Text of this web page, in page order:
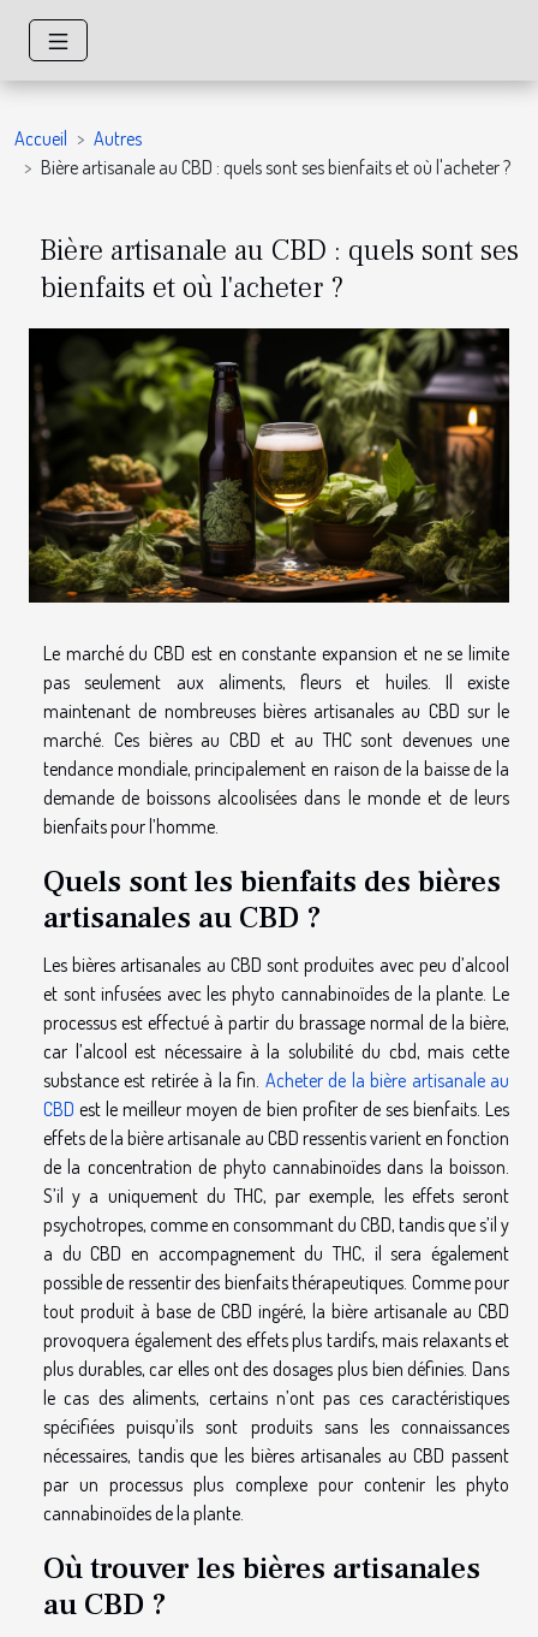
Accueil
Autres
Bière artisanale au CBD : quels sont ses bienfaits et où l'acheter ?
Bière artisanale au CBD : quels sont ses
bienfaits et où l'acheter ?
Le marché du CBD est en constante expansion et ne se limite
pas seulement aux aliments, fleurs et huiles. Il existe
maintenant de nombreuses bières artisanales au CBD sur le
marché. Ces bières au CBD et au THC sont devenues une
tendance mondiale, principalement en raison de la baisse de la
demande de boissons alcoolisées dans le monde et de leurs
bienfaits pour l’homme.
Quels sont les bienfaits des bières
artisanales au CBD ?
Les bières artisanales au CBD sont produites avec peu d’alcool
et sont infusées avec les phyto cannabinoïdes de la plante. Le
processus est effectué à partir du brassage normal de la bière,
car l’alcool est nécessaire à la solubilité du cbd, mais cette
substance est retirée à la fin. Acheter de la bière artisanale au
CBD est le meilleur moyen de bien profiter de ses bienfaits. Les
effets de la bière artisanale au CBD ressentis varient en fonction
de la concentration de phyto cannabinoïdes dans la boisson.
S’il y a uniquement du THC, par exemple, les effets seront
psychotropes, comme en consommant du CBD, tandis que s’il y
a du CBD en accompagnement du THC, il sera également
possible de ressentir des bienfaits thérapeutiques. Comme pour
tout produit à base de CBD ingéré, la bière artisanale au CBD
provoquera également des effets plus tardifs, mais relaxants et
plus durables, car elles ont des dosages plus bien définies. Dans
le cas des aliments, certains n’ont pas ces caractéristiques
spécifiées puisqu’ils sont produits sans les connaissances
nécessaires, tandis que les bières artisanales au CBD passent
par un processus plus complexe pour contenir les phyto
cannabinoïdes de la plante.
Où trouver les bières artisanales
au CBD ?